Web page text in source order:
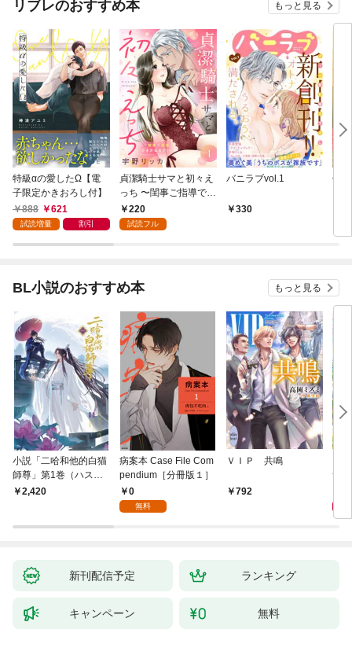
リブレのおすすめ本 もっと見る
特級αの愛したΩ【電
子限定かきおろし付】
888
621
試読増量 割引
貞潔騎士サマと初々え
っち 〜閨事ご指導でき
かねます！〜（1）
220
試読フル
バニラブvol.1
330
偽
BL小説のおすすめ本 もっと見る
小説「二哈和他的白猫
師尊」第1巻（ハスキ
ーとかれのしろねこし
2,420
病案本 Case File Com
pendium［分冊版１］
0
無料
ＶＩＰ 共鳴
792
つ
新刊配信予定 ランキング
キャンペーン 無料